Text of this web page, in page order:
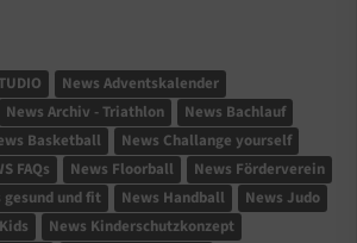
News Adventskalender
News Archiv - Triathlon
News Bachlauf
Basketball
News Challange yourself
FAQs News Floorball
News Förderverein
gesund und fit News Handball
News Judo
News Kinderschutzkonzept